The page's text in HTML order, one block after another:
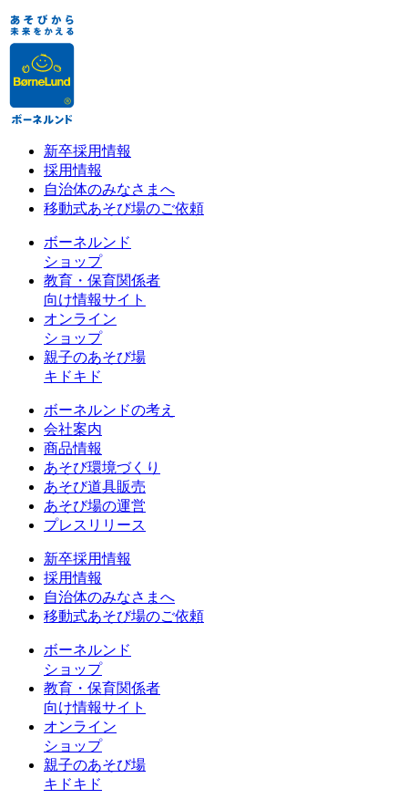
新卒採用情報
採用情報
自治体のみなさまへ
移動式あそび場のご依頼
ボーネルンド
ショップ
教育・保育関係者
向け情報サイト
オンライン
ショップ
親子のあそび場
キドキド
ボーネルンドの考え
会社案内
商品情報
あそび環境づくり
あそび道具販売
あそび場の運営
プレスリリース
新卒採用情報
採用情報
自治体のみなさまへ
移動式あそび場のご依頼
ボーネルンド
ショップ
教育・保育関係者
向け情報サイト
オンライン
ショップ
親子のあそび場
キドキド